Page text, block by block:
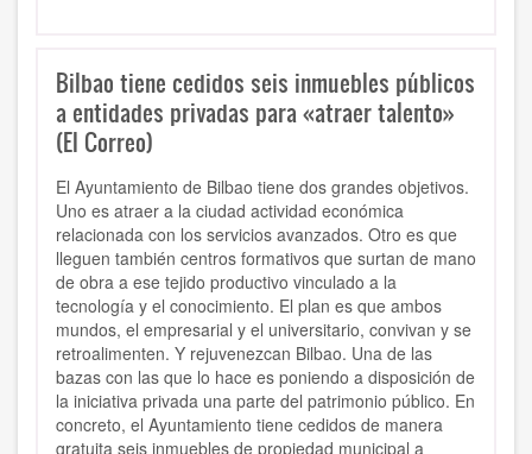
Bilbao tiene cedidos seis inmuebles públicos
a entidades privadas para «atraer talento»
(El Correo)
El Ayuntamiento de Bilbao tiene dos grandes objetivos.
Uno es atraer a la ciudad actividad económica
relacionada con los servicios avanzados. Otro es que
lleguen también centros formativos que surtan de mano
de obra a ese tejido productivo vinculado a la
tecnología y el conocimiento. El plan es que ambos
mundos, el empresarial y el universitario, convivan y se
retroalimenten. Y rejuvenezcan Bilbao. Una de las
bazas con las que lo hace es poniendo a disposición de
la iniciativa privada una parte del patrimonio público. En
concreto, el Ayuntamiento tiene cedidos de manera
gratuita seis inmuebles de propiedad municipal a